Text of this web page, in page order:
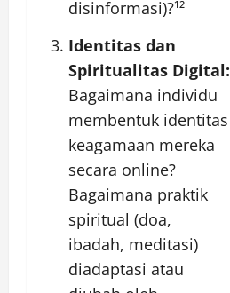
disinformasi)?¹²
Identitas dan
Spiritualitas Digital:
Bagaimana individu
membentuk identitas
keagamaan mereka
secara online?
Bagaimana praktik
spiritual (doa,
ibadah, meditasi)
diadaptasi atau